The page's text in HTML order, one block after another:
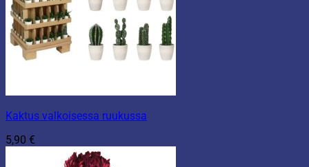
Kaktus valkoisessa ruukussa
5,90 €